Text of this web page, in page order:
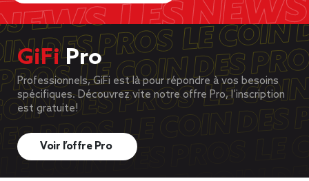
GiFiPro
Professionnels, GiFi est là pour répondre à vos besoins
spécifiques. Découvrez vite notre offre Pro, l’inscription
est gratuite!
Voir l’offre Pro